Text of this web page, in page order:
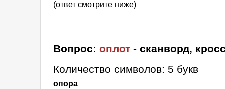
(ответ смотрите ниже)
Вопрос: оплот - сканворд,
Количество символов: 5 букв
опора